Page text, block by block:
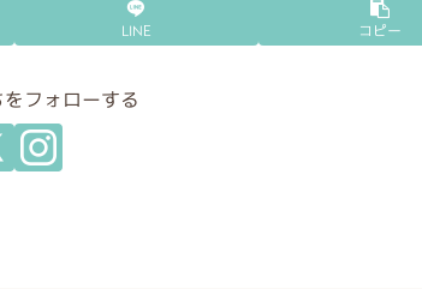
LINE コピー
フォローする